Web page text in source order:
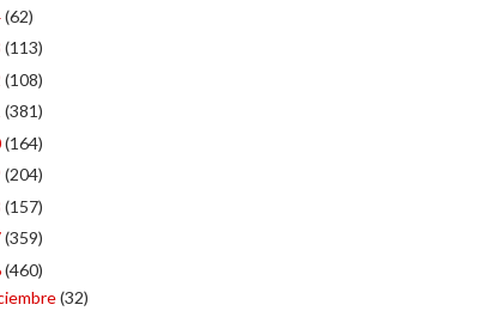
(62)
(113)
(108)
(381)
(164)
(204)
(157)
(359)
(460)
(32)